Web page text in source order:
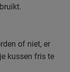
of niet, er
kussen fris te